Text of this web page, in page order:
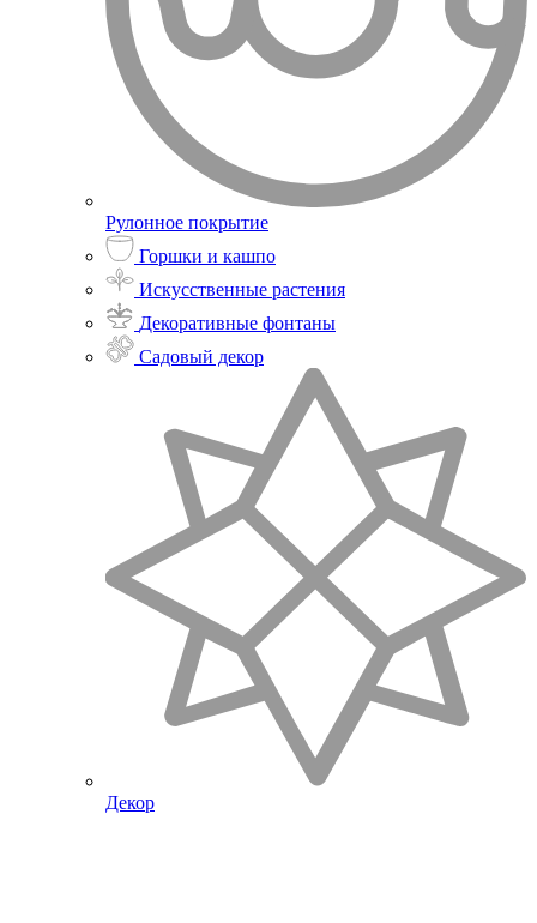
Рулонное покрытие
Горшки и кашпо
Искусственные растения
Декоративные фонтаны
Садовый декор
Декор